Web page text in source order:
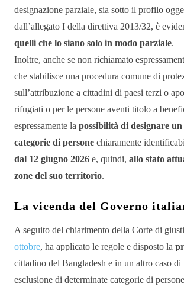
designazione parziale, sia sotto il profilo
dall’allegato I della direttiva 2013/32, è
quelli che lo siano solo in modo parziale.
Inoltre, anche se non richiamato
che stabilisce una procedura comune di
sull’attribuzione a cittadini di paesi terzi o
rifugiati o per le persone aventi titolo a
espressamente la possibilità di designare
categorie di persone chiaramente
dal 12 giugno 2026 e, quindi, allo stato
zone del suo territorio.
La vicenda del Governo
A seguito del chiarimento della Corte di
ottobre, ha applicato le regole e disposto la
cittadino del Bangladesh e in un altro caso
esclusione di determinate categorie di